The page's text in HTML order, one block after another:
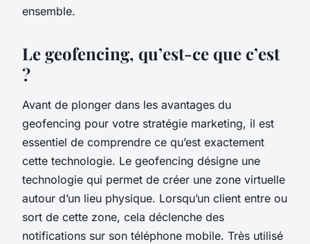
ensemble.
Le geofencing, qu’est-ce que c’est
?
Avant de plonger dans les avantages du
geofencing pour votre stratégie marketing, il est
essentiel de comprendre ce qu’est exactement
cette technologie. Le geofencing désigne une
technologie qui permet de créer une zone virtuelle
autour d’un lieu physique. Lorsqu’un client entre ou
sort de cette zone, cela déclenche des
notifications sur son téléphone mobile. Très utilisé